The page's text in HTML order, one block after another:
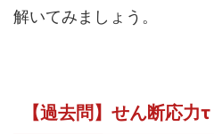
解いてみましょう。
【過去問】せん断応力